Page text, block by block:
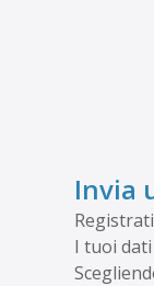
Invia
I tuoi